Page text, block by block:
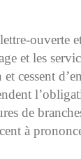
ouverte
et les
cessent
de
à